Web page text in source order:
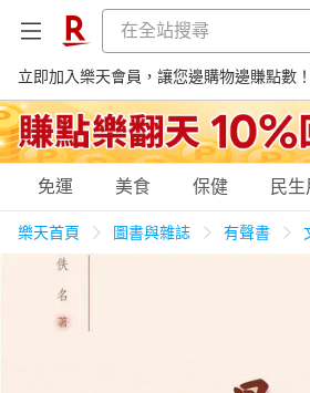
立即加入樂天會員，讓您邊購物邊賺點數！
購物網分類
天天免運
免運 美食 保健 民
樂天首頁 圖書與雜誌 有聲書